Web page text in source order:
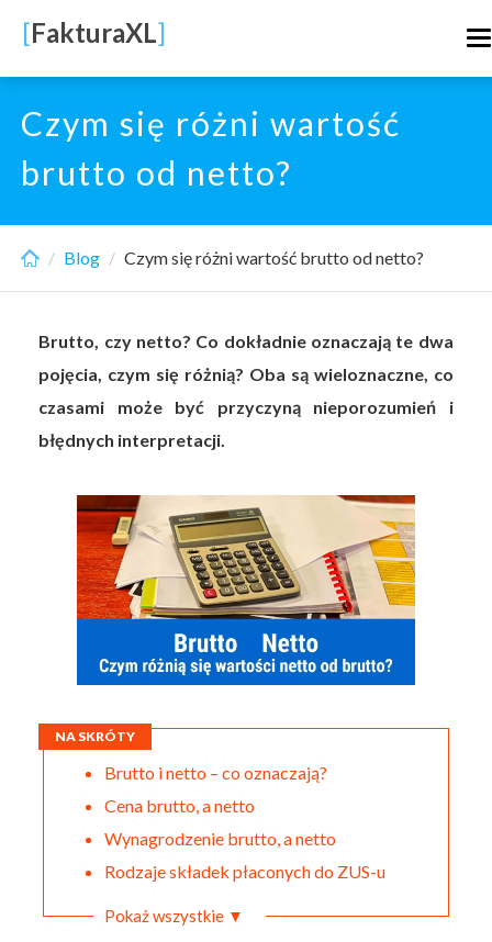
main
content
[FakturaXL]
Czym się różni wartość
brutto od netto?
Blog Czym się różni wartość brutto od netto?
Brutto, czy netto? Co dokładnie oznaczają te dwa
pojęcia, czym się różnią? Oba są wieloznaczne, co
czasami może być przyczyną nieporozumień i
błędnych interpretacji.
NA SKRÓTY
Brutto i netto – co oznaczają?
Cena brutto, a netto
Wynagrodzenie brutto, a netto
Rodzaje składek płaconych do ZUS-u
Pokaż wszystkie ▼